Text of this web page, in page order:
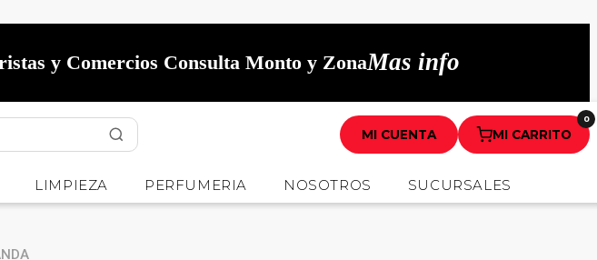
y Comercios Consulta Monto y ZonaMas info
MI CUENTA MI CARRITO
0
LIMPIEZA PERFUMERIA NOSOTROS SUCURSALES